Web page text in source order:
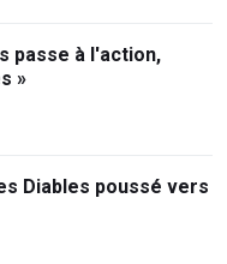
passe à l'action,
»
Diables poussé vers